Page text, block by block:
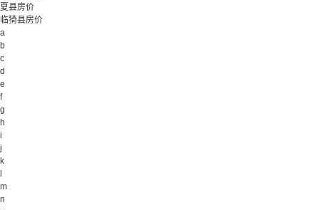
夏县房价
临猗县房价
a
b
c
d
e
f
g
h
i
j
k
m
n